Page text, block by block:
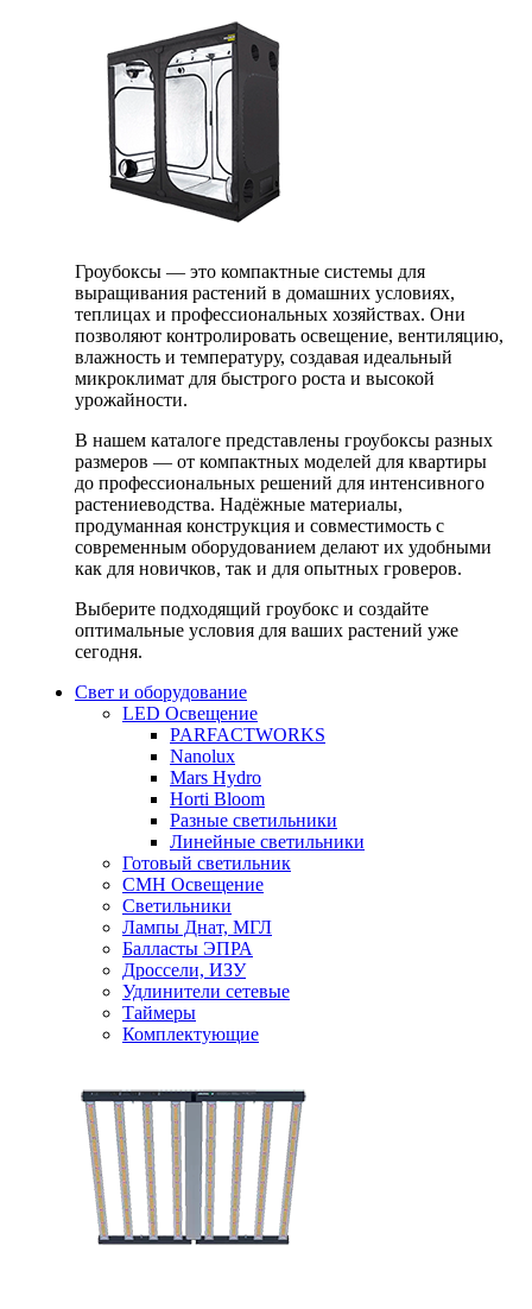
Гроубоксы — это компактные системы для
выращивания растений в домашних условиях,
теплицах и профессиональных хозяйствах. Они
позволяют контролировать освещение, вентиляцию,
влажность и температуру, создавая идеальный
микроклимат для быстрого роста и высокой
урожайности.
В нашем каталоге представлены гроубоксы разных
размеров — от компактных моделей для квартиры
до профессиональных решений для интенсивного
растениеводства. Надёжные материалы,
продуманная конструкция и совместимость с
современным оборудованием делают их удобными
как для новичков, так и для опытных гроверов.
Выберите подходящий гроубокс и создайте
оптимальные условия для ваших растений уже
сегодня.
Свет и оборудование
LED Освещение
PARFACTWORKS
Nanolux
Mars Hydro
Horti Bloom
Разные светильники
Линейные светильники
Готовый светильник
CMH Освещение
Светильники
Лампы Днат, МГЛ
Балласты ЭПРА
Дроссели, ИЗУ
Удлинители сетевые
Таймеры
Комплектующие